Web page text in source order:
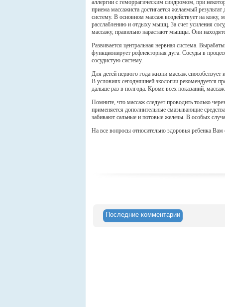
аллергии с геморрагическим синдромом, при
приема массажиста достигается желаемый
систему. В основном массаж воздействует на
расслаблению и отдыху мышц. За счет усиления
массажу, правильно нарастают мышцы. Они
Развивается центральная нервная система.
функционирует рефлекторная дуга. Сосуды в
сосудистую систему.
Для детей первого года жизни массаж
В условиях сегодняшней экологии рекомендуется
дальше раз в полгода. Кроме всех показаний,
Помните, что массаж следует проводить только
применяется дополнительные смазывающие
забивают сальные и потовые железы. В особых
На все вопросы относительно здоровья ребенка Вам
Последние комментарии